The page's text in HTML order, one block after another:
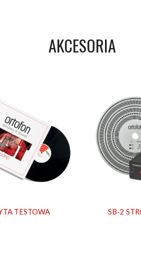
AKCESORIA
TESTOWA SB-2